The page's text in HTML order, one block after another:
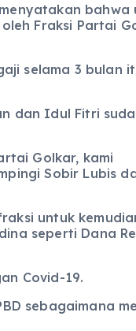
bahwa
Fraksi Partai
selama 3 bulan
dan Idul Fitri
Golkar, kami
Sobir Lubis
untuk
seperti Dana
Covid-19.
sebagaimana